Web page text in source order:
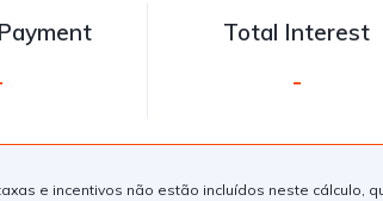
Total Interest
-
e incentivos não estão incluídos neste cálculo,